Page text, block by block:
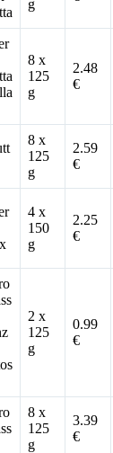
g
8 x
125
g
2.48
€
8 x
125
g
2.59
€
4 x
150
g
2.25
€
2 x
125
g
0.99
€
8 x
125
g
3.39
€